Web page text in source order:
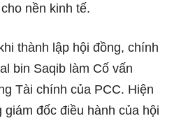
nền kinh tế.
thành lập hội đồng, chính
bin Saqib làm Cố vấn
Tài chính của PCC. Hiện
đốc điều hành của hội